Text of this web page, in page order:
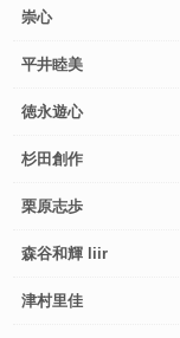
崇心
平井睦美
徳永遊心
杉田創作
栗原志歩
森谷和輝 liir
津村里佳